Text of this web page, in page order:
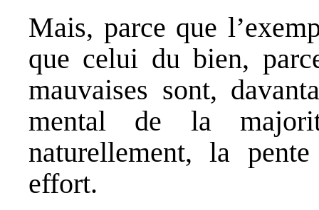
Mais, parce que
que celui du bien,
mauvaises sont,
mental de la
naturellement, la
effort.